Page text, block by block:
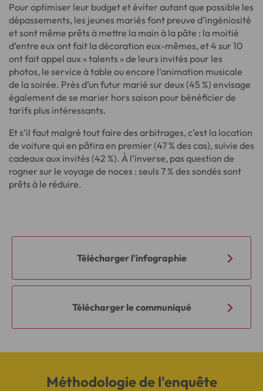
Pour optimiser leur budget et éviter autant que possible les
dépassements, les jeunes mariés font preuve d’ingéniosité
et sont même prêts à mettre la main à la pâte : la moitié
d’entre eux ont fait la décoration eux-mêmes, et 4 sur 10
ont fait appel aux « talents » de leurs invités pour les
photos, le service à table ou encore l’animation musicale
de la soirée. Près d’un futur marié sur deux (45 %) envisage
également de se marier hors saison pour bénéficier de
tarifs plus intéressants.
Et s’il faut malgré tout faire des arbitrages, c’est la location
de voiture qui en pâtira en premier (47 % des cas), suivie des
cadeaux aux invités (42 %). À l’inverse, pas question de
rogner sur le voyage de noces : seuls 7 % des sondés sont
prêts à le réduire.
Télécharger l'infographie
Télécharger le communiqué
Méthodologie de l'enquête